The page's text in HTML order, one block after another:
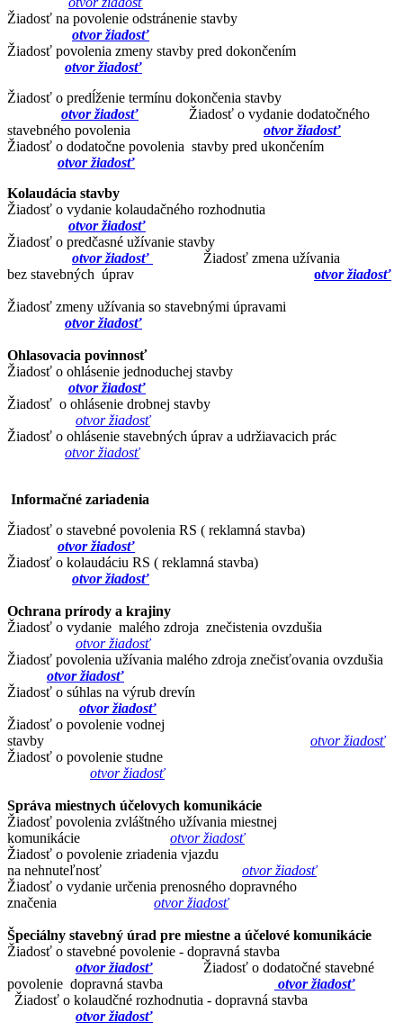
Žiadosť na povolenie odstránenie stavby
otvor žiadosť
Žiadosť povolenia zmeny stavby pred dokončením
otvor žiadosť
Žiadosť o predĺženie termínu dokončenia stavby
otvor žiadosť Žiadosť o vydanie dodatočného
stavebného povolenia otvor žiadosť
Žiadosť o dodatočne povolenia stavby pred ukončením
otvor žiadosť
Kolaudácia stavby
Žiadosť o vydanie kolaudačného rozhodnutia
otvor žiadosť
Žiadosť o predčasné užívanie stavby
otvor žiadosť
Žiadosť zmena užívania
bez stavebných úprav
otvor žiadosť
Žiadosť zmeny užívania so stavebnými úpravami
otvor žiadosť
Ohlasovacia povinnosť
Žiadosť o ohlásenie jednoduchej stavby
otvor žiadosť
Žiadosť o ohlásenie drobnej stavby
otvor žiadosť
Žiadosť o ohlásenie stavebných úprav a udržiavacich prác
otvor žiadosť
Informačné zariadenia
Žiadosť o stavebné povolenia RS ( reklamná stavba)
otvor žiadosť
Žiadosť o kolaudáciu RS ( reklamná stavba)
otvor žiadosť
Ochrana prírody a krajiny
Žiadosť o vydanie malého zdroja znečistenia ovzdušia
otvor žiadosť
Žiadosť povolenia užívania malého zdroja znečisťovania ovzdušia
otvor žiadosť
Žiadosť o súhlas na výrub drevín
otvor žiadosť
Žiadosť o povolenie vodnej
stavby otvor žiadosť
Žiadosť o povolenie studne
otvor žiadosť
Správa miestnych účelovych komunikácie
Žiadosť povolenia zvláštného užívania miestnej
komunikácie otvor žiadosť
Žiadosť o povolenie zriadenia vjazdu
na nehnuteľnosť otvor žiadosť
Žiadosť o vydanie určenia prenosného dopravného
značenia otvor žiadosť
Špeciálny stavebný úrad pre miestne a účelové komunikácie
Žiadosť o stavebné povolenie - dopravná stavba
otvor žiadosť
Žiadosť o dodatočné stavebné
povolenie dopravná stavba
otvor žiadosť
Žiadosť o kolaudčné rozhodnutia - dopravná stavba
otvor žiadosť